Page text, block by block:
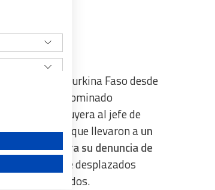
en Burkina Faso desde
el autodenominado
y destituyera al jefe de
argumentos que llevaron aun
aún hoy) era su denuncia de
y medio de desplazados
incontrolados.